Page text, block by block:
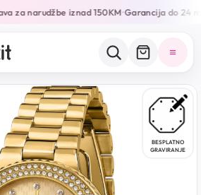
za narudžbe iznad 150KM•Garancija do 24
BESPLATNO
GRAVIRANJE